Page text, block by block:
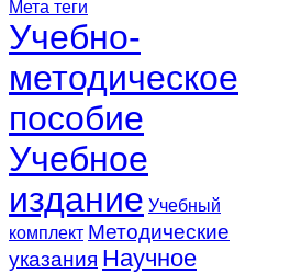
Мета теги
Учебно-
методическое
пособие
Учебное
издание Учебный
комплект Методические
указания Научное